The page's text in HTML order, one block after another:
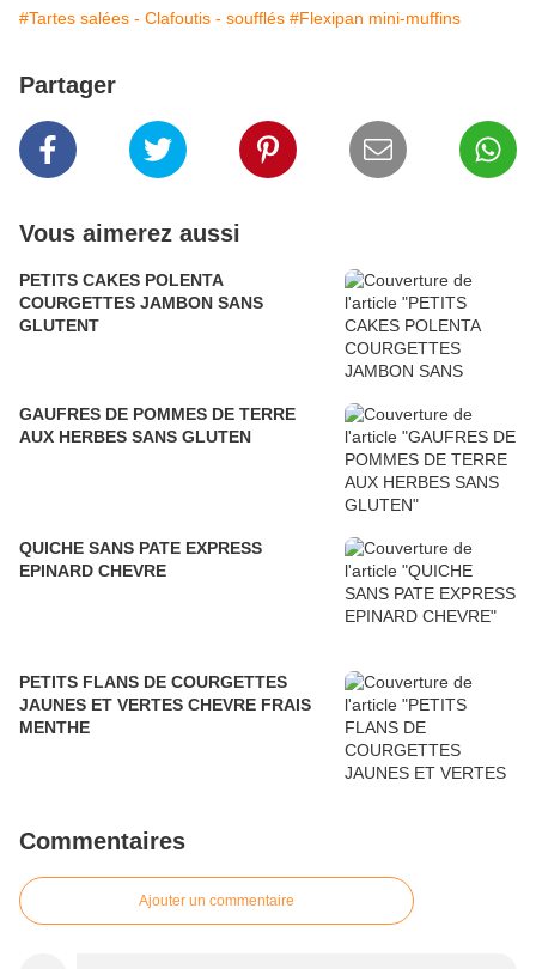
#Tartes salées - Clafoutis - soufflés #Flexipan mini-muffins
Partager
Vous aimerez aussi
PETITS CAKES POLENTA
COURGETTES JAMBON SANS
GLUTENT
GAUFRES DE POMMES DE TERRE
AUX HERBES SANS GLUTEN
QUICHE SANS PATE EXPRESS
EPINARD CHEVRE
PETITS FLANS DE COURGETTES
JAUNES ET VERTES CHEVRE FRAIS
MENTHE
Commentaires
Ajouter un commentaire